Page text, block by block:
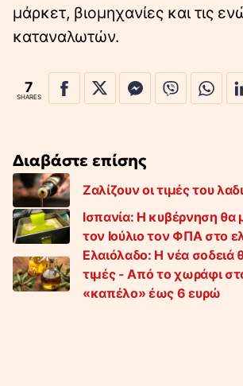
μάρκετ, βιομηχανίες και τις
καταναλωτών.
7
SHARES
Διαβάστε επίσης
Ζαλίζουν οι τιμές του
Ισπανία: Η κυβέρνηση θα
τον Ιούλιο τον ΦΠΑ στο
Ελαιόλαδο: Η νέα σοδειά
τιμές - Από το χωράφι
«καπέλο» έως 6 ευρώ